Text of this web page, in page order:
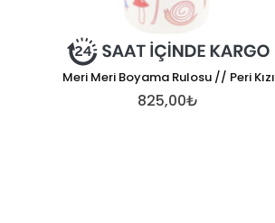
Meri Meri Boyama Rulosu // Peri Kızı
825,00₺